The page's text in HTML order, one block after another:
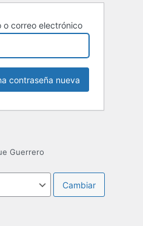
o correo electrónico
Guerrero